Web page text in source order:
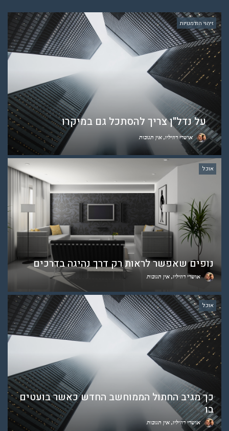
זיהוי הזדמנויות
על נדל"ן צריך להסתכל גם במיקרו
אושרי רוזיליו אין תגובות
אוכל
נופים שאפשר לראות רק דרך נהיגה בדרכים
אושרי רוזיליו אין תגובות
אוכל
כך מגיב החתול הממוחשב החדש כאשר בועטים
בו
אושרי רוזיליו אין תגובות